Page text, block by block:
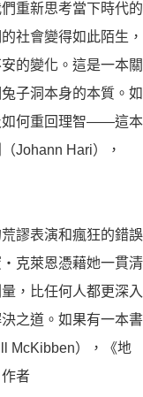
重新思考當下時代的
社會變得如此陌生，
的變化。這是一本關
子洞本身的本質。如
如何重回理智——這本
Johann Hari），
謬表演和瘋狂的錯誤
克萊恩憑藉她一貫清
，比任何人都更深入
之道。如果有一本書
McKibben），《地
者